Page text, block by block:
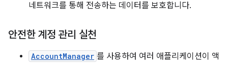
네트워크를 통해 전송하는 데이터를 보호합니다.
안전한 계정 관리 실천
AccountManager 를 사용하여 여러 애플리케이션이 액